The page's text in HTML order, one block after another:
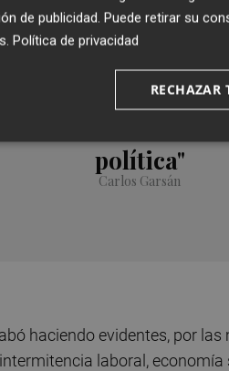
Arte y fotografía
Xelo Bosch
artistas no
política"
Carlos Garsán
haciendo evidentes, por las
laboral, economía
de publicidad. Puede retirar su
. Política de privacidad
RECHAZAR